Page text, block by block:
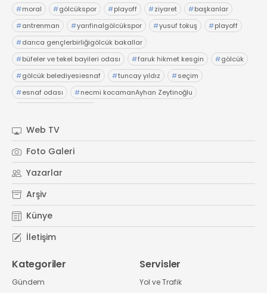
#moral #gölcükspor #playoff #ziyaret #başkanlar
#antrenman #yarıfinalgölcükspor #yusuf tokuş #playoff
#darıca gençlerbirliğigölcük bakallar
#büfeler ve tekel bayileri odası #faruk hikmet kesgin #gölcük
#gölcük belediyesiesnaf #tuncay yıldız #seçim
#esnaf odası #necmi kocamanAyhan Zeytinoğlu
Web TV
Foto Galeri
Yazarlar
Arşiv
Künye
İletişim
Kategoriler
Gündem
Servisler
Yol ve Trafik